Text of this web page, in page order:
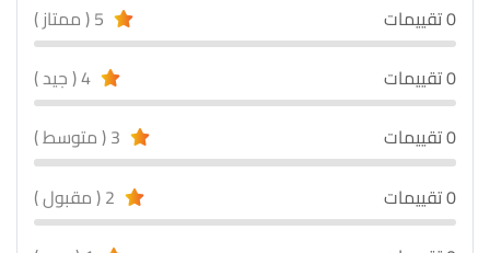
0 تقييمات
0 تقييمات
0 تقييمات
0 تقييمات